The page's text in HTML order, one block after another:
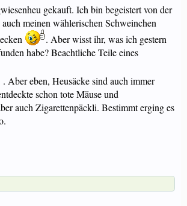
gekauft. Ich bin begeistert von der
meinen wählerischen Schweinchen
. Aber wisst ihr, was ich gestern
habe? Beachtliche Teile eines
. Aber eben, Heusäcke sind auch immer
schon tote Mäuse und
auch Zigarettenpäckli. Bestimmt erging es